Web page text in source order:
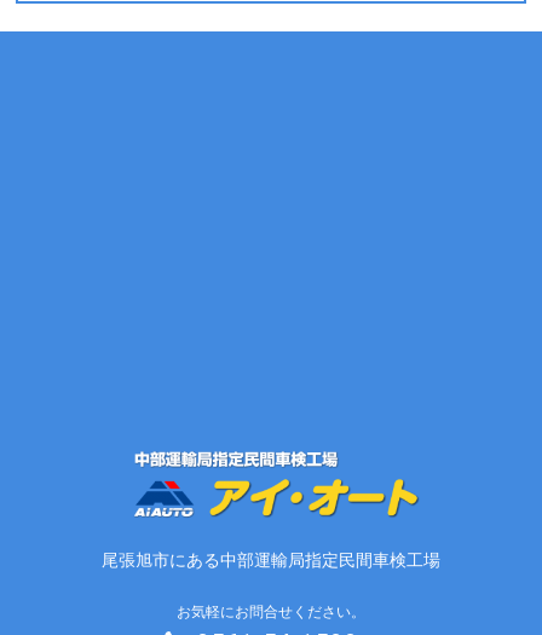
尾張旭市にある中部運輸局指定民間車検工場
お気軽にお問合せください。